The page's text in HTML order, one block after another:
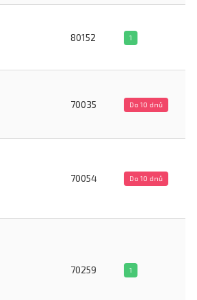
80152 1
70035 Do 10 dnů
70054 Do 10 dnů
70259 1